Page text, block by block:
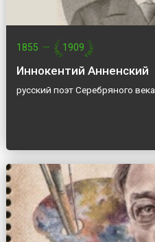
1855 — 1909
Иннокентий Анненский
русский поэт Серебряного века